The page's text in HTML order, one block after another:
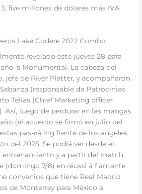
five millones de dólares más IVA
Lake Codere 2022 Combo
revelado este jueves 28 para
‘s Monumental. La cabeza del
jefe de River Platter, y acompañaron
(responsable de Patrocinios
Telias (Chief Marketing officer
Así, luego de perdurar en las mangas
(el acuerdo se firmó en julio del
pasará ing frente de los angeles
del 2025. Se podrá ver desde el
entrenamiento y a partir del match
(domingo 7/8) en réussi à flamante
convenios que tiene Real Madrid
de Monterrey para México e